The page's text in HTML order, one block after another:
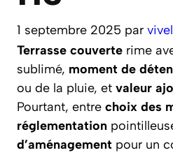
1 septembre 2025 par
Terrasse couverte rime
sublimé, moment de
ou de la pluie, et valeur
Pourtant, entre choix des
réglementation
d’aménagement pour un